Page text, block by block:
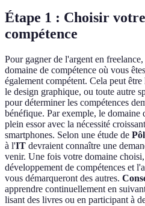
Étape 1 : Choisir
compétence
Pour gagner de l'argent en
domaine de compétence où vous
également compétent. Cela peut
le design graphique, ou toute autre
pour déterminer les compétences
bénéfique. Par exemple, le domaine
plein essor avec la nécessité
smartphones. Selon une étude de
à l'IT devraient connaître une
venir. Une fois votre domaine
développement de compétences et
vous démarqueront des autres.
apprendre continuellement en
lisant des livres ou en participant à